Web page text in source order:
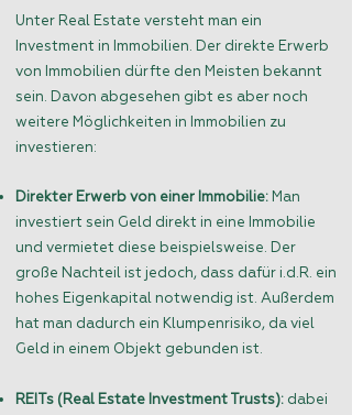
Unter Real Estate versteht man ein
Investment in Immobilien. Der direkte Erwerb
von Immobilien dürfte den Meisten bekannt
sein. Davon abgesehen gibt es aber noch
weitere Möglichkeiten in Immobilien zu
investieren:
Direkter Erwerb von einer Immobilie: Man
investiert sein Geld direkt in eine Immobilie
und vermietet diese beispielsweise. Der
große Nachteil ist jedoch, dass dafür i.d.R. ein
hohes Eigenkapital notwendig ist. Außerdem
hat man dadurch ein Klumpenrisiko, da viel
Geld in einem Objekt gebunden ist.
REITs (Real Estate Investment Trusts): dabei